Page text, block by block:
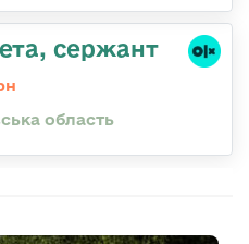
сержант
область